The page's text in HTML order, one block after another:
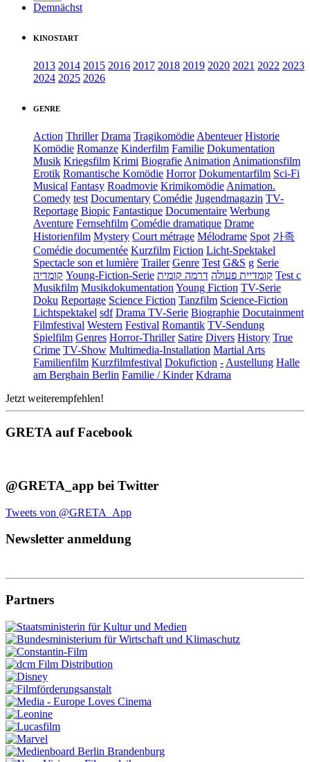
Demnächst
KINOSTART
2013 2014 2015 2016 2017 2018 2019 2020 2021 2022 2023
2024 2025 2026
GENRE
Action Thriller Drama Tragikomödie Abenteuer Historie
Komödie Romanze Kinderfilm Familie Dokumentation
Musik Kriegsfilm Krimi Biografie Animation Animationsfilm
Erotik Romantische Komödie Horror Dokumentarfilm Sci-Fi
Musical Fantasy Roadmovie Krimikomödie Animation.
Comedy test Documentary Comédie Jugendmagazin TV-
Reportage Biopic Fantastique Documentaire Werbung
Aventure Fernsehfilm Comédie dramatique Drame
Historienfilm Mystery Court métrage Mélodrame Spot 가족
Comédie documentée Kurzfilm Fiction Licht-Spektakel
Spectacle son et lumière Trailer Genre Test G&S g Serie
קומדיה Young-Fiction-Serie קומדיית פעולה דרמה קומית
Test c
Musikfilm Musikdokumentation Young Fiction TV-Serie
Doku Reportage Science Fiction Tanzfilm Science-Fiction
Lichtspektakel sdf Drama TV-Serie Biographie Docutainment
Filmfestival Western Festival Romantik TV-Sendung
Spielfilm Genres Horror-Thriller Satire Divers History True
Crime TV-Show Multimedia-Installation Martial Arts
Familienfilm Kurzfilmfestival Dokufiction - Austellung Halle
am Berghain Berlin Familie / Kinder Kdrama
Jetzt weiterempfehlen!
GRETA auf Facebook
@GRETA_app bei Twitter
Tweets von @GRETA_App
Newsletter anmeldung
Partners